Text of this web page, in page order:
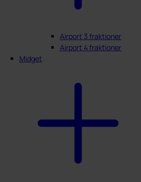
Airport 3 fraktioner
Airport 4 fraktioner
Midget